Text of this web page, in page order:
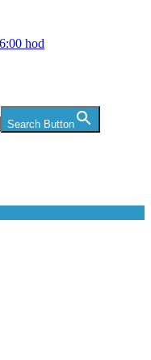
hod
Search Button